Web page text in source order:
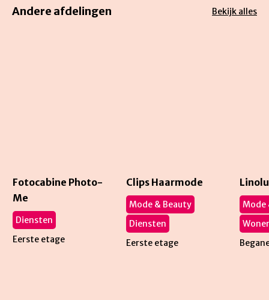
Andere afdelingen Bekijk alles
Fotocabine Photo-
Me
Diensten
Eerste etage
Clips Haarmode
Mode & Beauty
Diensten
Eerste etage
Mode